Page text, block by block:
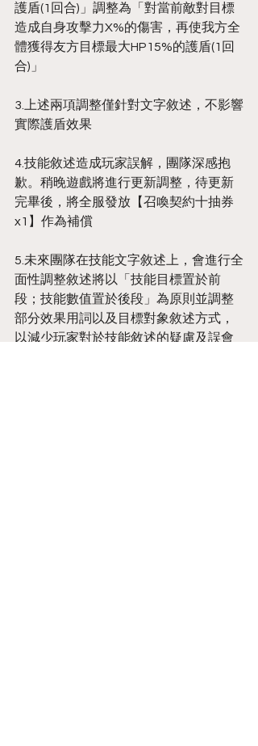
護盾(1回合)」調整為「對當前敵對目標
造成自身攻擊力X%的傷害，再使我方全
體獲得友方目標最大HP15%的護盾(1回
合)」
3.上述兩項調整僅針對文字敘述，不影響
實際護盾效果
4.技能敘述造成玩家誤解，團隊深感抱
歉。稍晚遊戲將進行更新調整，待更新
完畢後，將全服發放【召喚契約十抽券
x1】作為補償
5.未來團隊在技能文字敘述上，會進行全
面性調整敘述將以「技能目標置於前
段；技能數值置於後段」為原則並調整
部分效果用詞以及目標對象敘述方式，
以減少玩家對於技能敘述的疑慮及誤會